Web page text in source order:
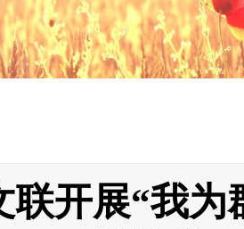
联开展“我为